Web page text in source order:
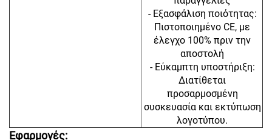
- Εξασφάλιση ποιότητας:
Πιστοποιημένο CE, με
έλεγχο 100% πριν την
αποστολή
- Εύκαμπτη υποστήριξη:
Διατίθεται
προσαρμοσμένη
συσκευασία και εκτύπωση
λογοτύπου.
Εφαρμογές: